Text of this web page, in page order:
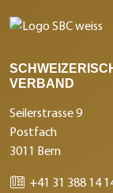
VERBAND
Seilerstrasse 9
Postfach
3011 Bern
+41 31 388 14